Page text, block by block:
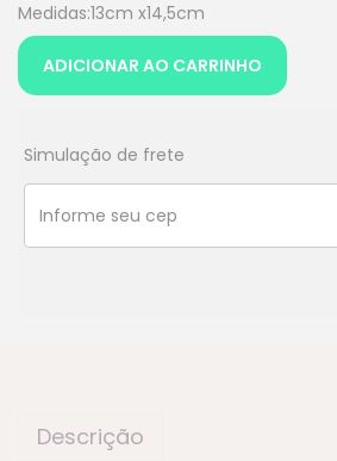
Medidas:13cm x14,5cm
ADICIONAR AO CARRINHO
Simulação de frete
Descrição